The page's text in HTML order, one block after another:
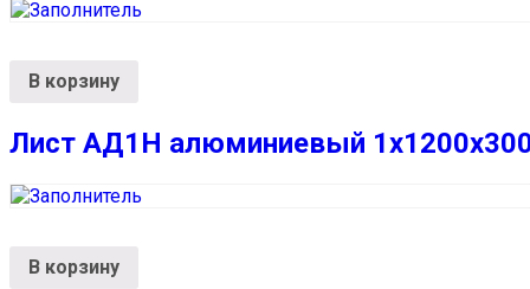
В корзину
Лист АД1Н алюминиевый
В корзину